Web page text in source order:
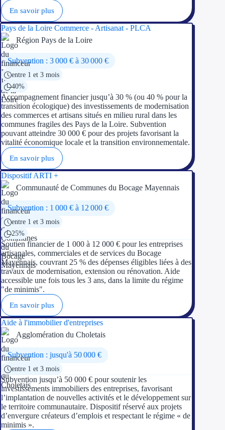
Investir dans
Exonération
Aides Urssaf
Prêts publics
Prêt
Prêt
Garantie
Par financeur
Aides
Solutions MAPi
Simulateur d'éligibilité
En savoir plus
Pays de la Loire Commerce - Artisanat - PLCA
Région Pays de la Loire
Subvention : 3 000 € à 30 000 €
entre 1 et 3 mois
40%
Accompagnement financier jusqu’à 30 % (ou 40 % pour la
transition écologique) des investissements de modernisation
des commerces et artisans situés en milieu rural dans les
communes fragiles des Pays de la Loire. Subvention
pouvant atteindre 30 000 € pour des projets favorisant la
vitalité économique locale et la transition environnementale.
En savoir plus
Dispositif ARTI +
Communauté de Communes du Bocage Mayennais
Subvention : 1 000 € à 12 000 €
entre 1 et 3 mois
25%
Soutien financier de 1 000 à 12 000 € pour les entreprises
artisanales, commerciales et de services du Bocage
Mayennais, couvrant 25 % des dépenses éligibles liées à des
travaux de modernisation, extension ou rénovation. Aide
accessible une fois tous les 3 ans, dans la limite du régime
"de minimis".
En savoir plus
Aide à l'immobilier d'entreprises
Agglomération du Choletais
Subvention : jusqu'à 50 000 €
entre 1 et 3 mois
Subvention jusqu’à 50 000 € pour soutenir les
investissements immobiliers des entreprises, favorisant
l’implantation de nouvelles activités et le développement sur
le territoire communautaire. Dispositif réservé aux projets
d’envergure créateurs d’emplois et respectant le régime « de
minimis ».